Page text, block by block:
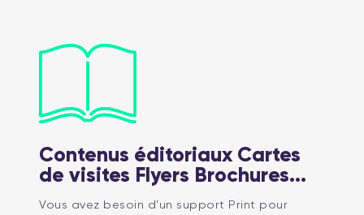
Contenus éditoriaux Cartes
de visites Flyers Brochures...
Vous avez besoin d'un support Print pour